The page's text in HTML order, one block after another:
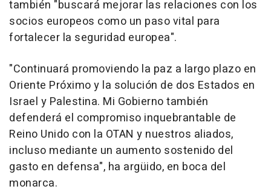
también "buscará mejorar las relaciones con los
socios europeos como un paso vital para
fortalecer la seguridad europea".
"Continuará promoviendo la paz a largo plazo en
Oriente Próximo y la solución de dos Estados en
Israel y Palestina. Mi Gobierno también
defenderá el compromiso inquebrantable de
Reino Unido con la OTAN y nuestros aliados,
incluso mediante un aumento sostenido del
gasto en defensa", ha argüido, en boca del
monarca.